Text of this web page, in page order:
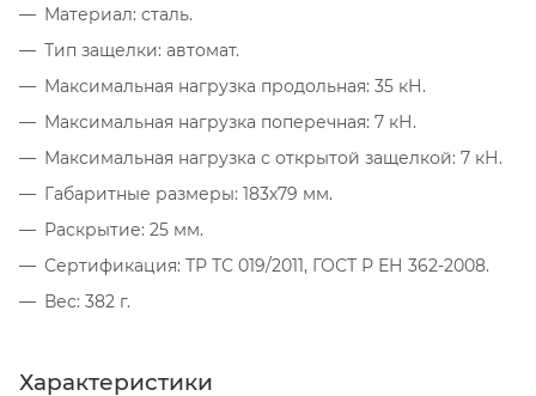
Материал: сталь.
Тип защелки: автомат.
Максимальная нагрузка продольная: 35 кН.
Максимальная нагрузка поперечная: 7 кН.
Максимальная нагрузка с открытой защелкой: 7 кН.
Габаритные размеры: 183х79 мм.
Раскрытие: 25 мм.
Сертификация: ТР ТС 019/2011, ГОСТ Р ЕН 362-2008.
Вес: 382 г.
Характеристики